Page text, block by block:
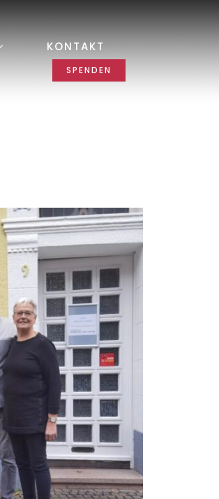
KONTAKT
SPENDEN